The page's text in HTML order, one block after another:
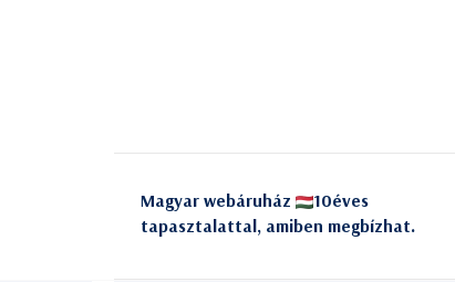
Magyar webáruház
10éves
tapasztalattal, amiben megbízhat.